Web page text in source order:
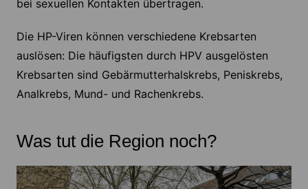
bei sexuellen Kontakten übertragen.
Die HP-Viren können verschiedene Krebsarten
auslösen: Die häufigsten durch HPV ausgelösten
Krebsarten sind Gebärmutterhalskrebs, Peniskrebs,
Analkrebs, Mund- und Rachenkrebs.
Was tut die Region noch?